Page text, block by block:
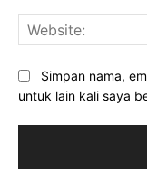
Simpan nama,
untuk lain kali saya